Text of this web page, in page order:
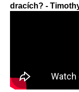
dracích? -